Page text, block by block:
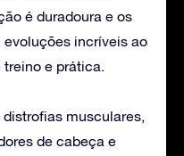
é duradoura e os
incríveis ao
treino e prática.
musculares,
de cabeça e